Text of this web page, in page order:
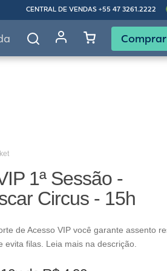
CENTRAL DE VENDAS +55 47 3261.2222
1ª Sessão -
Circus - 15h
de Acesso VIP você garante assento
evita filas. Leia mais na descrição.